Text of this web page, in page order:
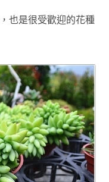
，也是很受歡迎的花種